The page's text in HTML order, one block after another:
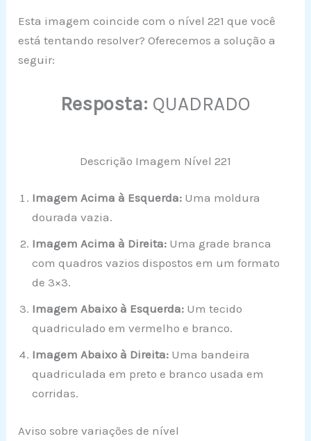
Esta imagem coincide com o nível 221 que você
está tentando resolver? Oferecemos a solução a
seguir:
Resposta: QUADRADO
Descrição Imagem Nível 221
Imagem Acima à Esquerda: Uma moldura
dourada vazia.
Imagem Acima à Direita: Uma grade branca
com quadros vazios dispostos em um formato
de 3×3.
Imagem Abaixo à Esquerda: Um tecido
quadriculado em vermelho e branco.
Imagem Abaixo à Direita: Uma bandeira
quadriculada em preto e branco usada em
corridas.
Aviso sobre variações de nível